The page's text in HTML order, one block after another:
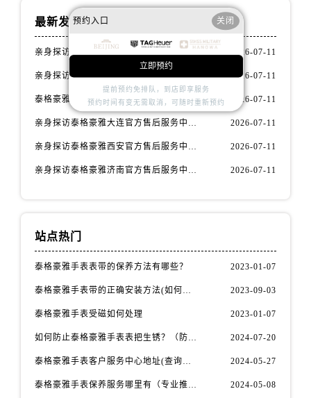
辽宁省沈阳市沈河区中街路137号亨得利名表维修授权店1楼泰格豪雅售后服务中心（需提前预约）
北京市东城区东长安街1号王府井东方广场W3座6层602室泰格豪雅售后服务中心（需提前预约）
最新发布
2026-07-11
亲身探访泰格豪雅常州官方售后服务中心｜热线电话与网点地址（2026年7月最新） 2026-07-11
泰格豪雅腕表保养与维修服务确保精准运行权威公示（2026年7月最新） 2026-07-11
亲身探访泰格豪雅大连官方售后服务中心｜全新地址及服务热线（2026年7月最新） 2026-07-11
亲身探访泰格豪雅西安官方售后服务中心｜全新地址和售后电话（2026年7月最新） 2026-07-11
亲身探访泰格豪雅济南官方售后服务中心｜网点地址及官方服务电话（2026年7月最新） 2026-07-11
站点热门
泰格豪雅手表表带的保养方法有哪些？ 2023-01-07
泰格豪雅手表带的正确安装方法(如何避免手表带掉落) 2023-09-03
泰格豪雅手表受磁如何处理 2023-01-07
如何防止泰格豪雅手表表把生锈？（防锈秘籍大公开） 2024-07-20
泰格豪雅手表客户服务中心地址(查询指南) 2024-05-27
泰格豪雅手表保养服务哪里有（专业推荐） 2024-05-08
预约入口 关闭
立即预约
提前预约免排队，到店即享服务
预约时间有变无需取消，可随时重新预约